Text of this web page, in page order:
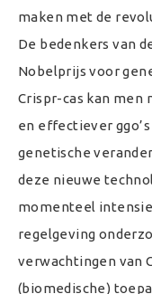
maken met de
De bedenkers van
Nobelprijs voor
Crispr-cas kan men
en effectiever
genetische
deze nieuwe
momenteel
regelgeving
verwachtingen van
(biomedische)